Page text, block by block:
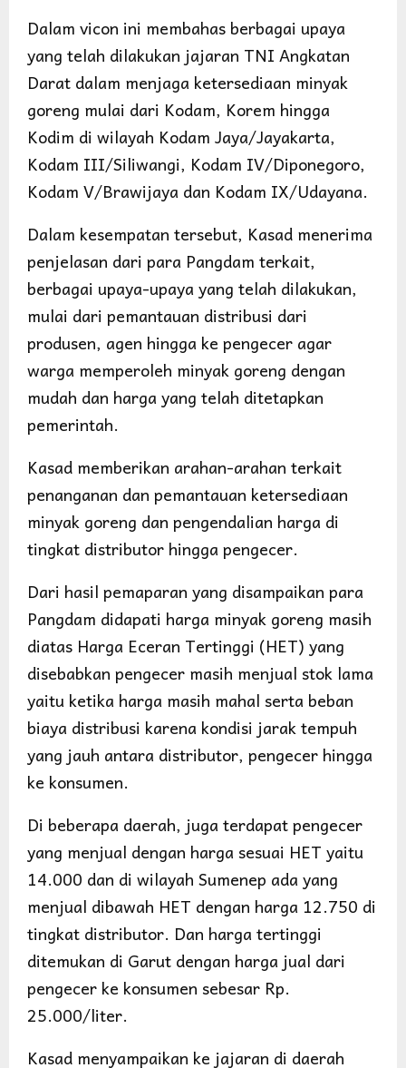
Dalam vicon ini membahas berbagai upaya
yang telah dilakukan jajaran TNI Angkatan
Darat dalam menjaga ketersediaan minyak
goreng mulai dari Kodam, Korem hingga
Kodim di wilayah Kodam Jaya/Jayakarta,
Kodam III/Siliwangi, Kodam IV/Diponegoro,
Kodam V/Brawijaya dan Kodam IX/Udayana.
Dalam kesempatan tersebut, Kasad menerima
penjelasan dari para Pangdam terkait,
berbagai upaya-upaya yang telah dilakukan,
mulai dari pemantauan distribusi dari
produsen, agen hingga ke pengecer agar
warga memperoleh minyak goreng dengan
mudah dan harga yang telah ditetapkan
pemerintah.
Kasad memberikan arahan-arahan terkait
penanganan dan pemantauan ketersediaan
minyak goreng dan pengendalian harga di
tingkat distributor hingga pengecer.
Dari hasil pemaparan yang disampaikan para
Pangdam didapati harga minyak goreng masih
diatas Harga Eceran Tertinggi (HET) yang
disebabkan pengecer masih menjual stok lama
yaitu ketika harga masih mahal serta beban
biaya distribusi karena kondisi jarak tempuh
yang jauh antara distributor, pengecer hingga
ke konsumen.
Di beberapa daerah, juga terdapat pengecer
yang menjual dengan harga sesuai HET yaitu
14.000 dan di wilayah Sumenep ada yang
menjual dibawah HET dengan harga 12.750 di
tingkat distributor. Dan harga tertinggi
ditemukan di Garut dengan harga jual dari
pengecer ke konsumen sebesar Rp.
25.000/liter.
Kasad menyampaikan ke jajaran di daerah